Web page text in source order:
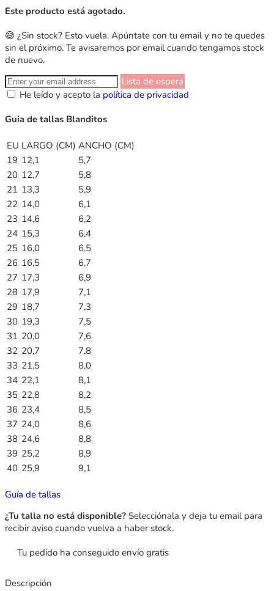
Este producto está agotado.
😅 ¿Sin stock? Esto vuela. Apúntate con tu email y no te quedes
sin el próximo. Te avisaremos por email cuando tengamos stock
de nuevo.
Lista de espera
He leído y acepto la política de privacidad
Guia de tallas Blanditos
EU LARGO (CM) ANCHO (CM)
19 12,1
5,7
20 12,7
5,8
21 13,3
5,9
22 14,0
6,1
23 14,6
6,2
24 15,3
6,4
25 16,0
6,5
26 16,5
6,7
27 17,3
6,9
28 17,9
7,1
29 18,7
7,3
30 19,3
7,5
31 20,0
7,6
32 20,7
7,8
33 21,5
8,0
34 22,1
8,1
35 22,8
8,2
36 23,4
8,5
37 24,0
8,6
38 24,6
8,8
39 25,2
8,9
40 25,9 9,1
Guía de tallas
¿Tu talla no está disponible? Selecciónala y deja tu email para
recibir aviso cuando vuelva a haber stock.
Tu pedido ha conseguido envío gratis
Descripción